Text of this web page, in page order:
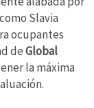
Slavia
ocupantes
deGlobal
la máxima